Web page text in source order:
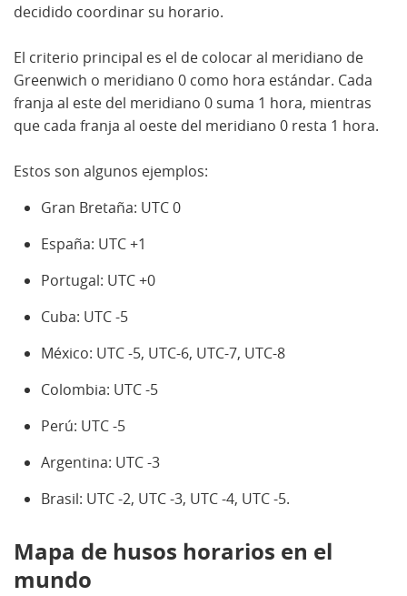
decidido coordinar su horario.
El criterio principal es el de colocar al meridiano de
Greenwich o meridiano 0 como hora estándar. Cada
franja al este del meridiano 0 suma 1 hora, mientras
que cada franja al oeste del meridiano 0 resta 1 hora.
Estos son algunos ejemplos:
Gran Bretaña: UTC 0
España: UTC +1
Portugal: UTC +0
Cuba: UTC -5
México: UTC -5, UTC-6, UTC-7, UTC-8
Colombia: UTC -5
Perú: UTC -5
Argentina: UTC -3
Brasil: UTC -2, UTC -3, UTC -4, UTC -5.
Mapa de husos horarios en el
mundo